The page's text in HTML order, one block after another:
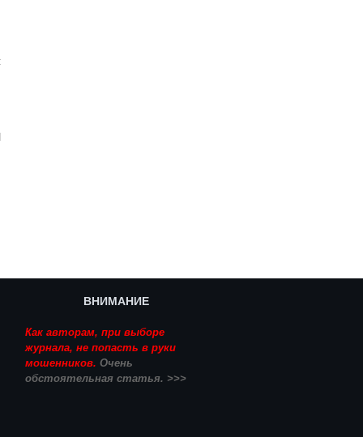
ВНИМАНИЕ
Как авторам, при выборе
журнала, не попасть в руки
мошенников. Очень
обстоятельная статья. >>>